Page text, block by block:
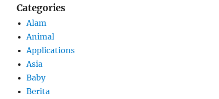
Categories
Alam
Animal
Applications
Asia
Baby
Berita